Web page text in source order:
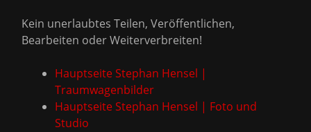
Kein unerlaubtes Teilen, Veröffentlichen,
Bearbeiten oder Weiterverbreiten!
Hauptseite Stephan Hensel |
Traumwagenbilder
Hauptseite Stephan Hensel | Foto und
Studio